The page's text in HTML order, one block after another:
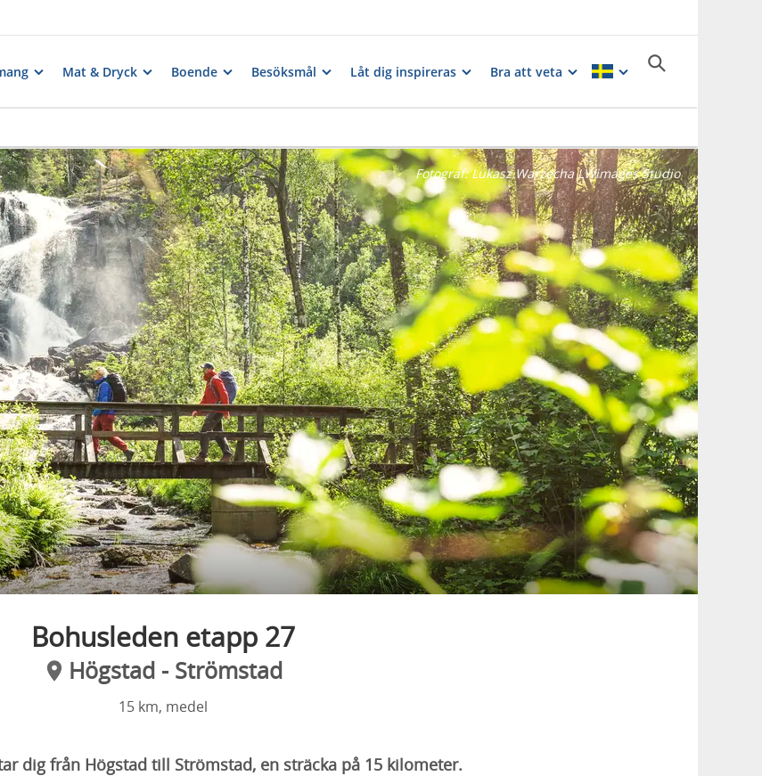
Mat & Dryck Boende Besöksmål Låt dig inspireras Bra att veta
Fotograf:Lukasz Warzecha LWimages Studio
Bohusleden etapp 27
Högstad - Strömstad
15 km, medel
dig från Högstad till Strömstad, en sträcka på 15 kilometer.